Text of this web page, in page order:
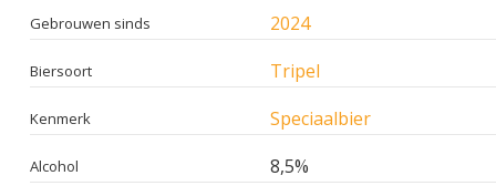
Gebrouwen sinds 2024
Biersoort Tripel
Kenmerk Speciaalbier
Alcohol 8,5%